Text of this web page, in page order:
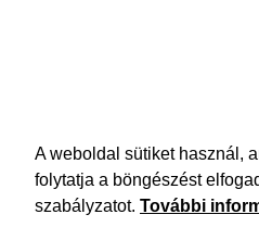
A weboldal sütiket használ,
folytatja a böngészést
szabályzatot. További